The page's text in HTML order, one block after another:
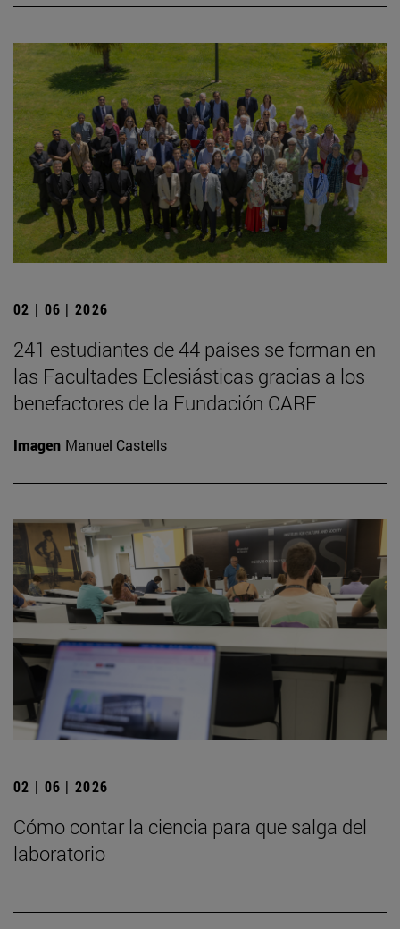
02 | 06 | 2026
241 estudiantes de 44 países se forman en
las Facultades Eclesiásticas gracias a los
benefactores de la Fundación CARF
Imagen Manuel Castells
02 | 06 | 2026
Cómo contar la ciencia para que salga del
laboratorio